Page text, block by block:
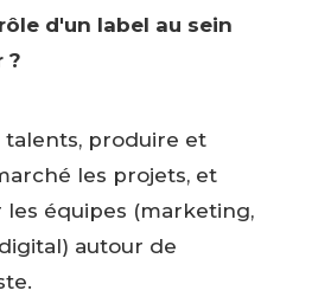
d'un label au sein
?
talents, produire et
les projets, et
équipes (marketing,
autour de